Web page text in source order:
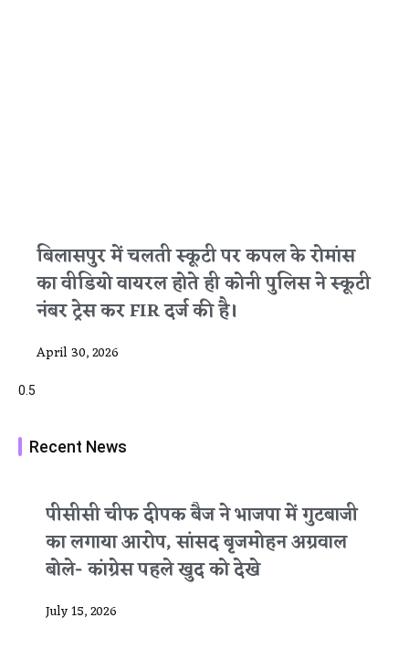
बिलासपुर में चलती स्कूटी पर कपल के रोमांस
का वीडियो वायरल होते ही कोनी पुलिस ने स्कूटी
नंबर ट्रेस कर FIR दर्ज की है।
April 30, 2026
Recent News
पीसीसी चीफ दीपक बैज ने भाजपा में गुटबाजी
का लगाया आरोप, सांसद बृजमोहन अग्रवाल
बोले- कांग्रेस पहले खुद को देखे
July 15, 2026